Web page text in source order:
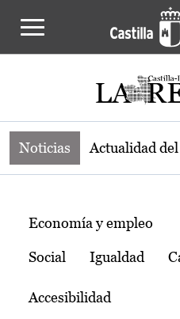
Noticias de la
Noticias Actualidad
Temas
Economía y empleo
Social Igualdad
Accesibilidad